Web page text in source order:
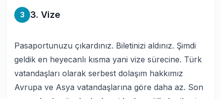
3 3. Vize
Pasaportunuzu çıkardınız. Biletinizi aldınız. Şimdi
geldik en heyecanlı kısma yani vize sürecine. Türk
vatandaşları olarak serbest dolaşım hakkımız
Avrupa ve Asya vatandaşlarına göre daha az. Son